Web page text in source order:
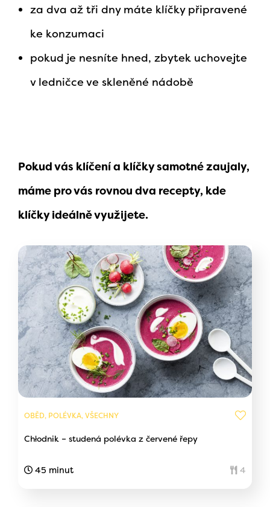
za dva až tři dny máte klíčky připravené
ke konzumaci
pokud je nesníte hned, zbytek uchovejte
v ledničce ve skleněné nádobě
Pokud vás klíčení a klíčky samotné zaujaly,
máme pro vás rovnou dva recepty, kde
klíčky ideálně využijete.
OBĚD, POLÉVKA, VŠECHNY
Chłodnik – studená polévka z červené řepy
45 minut 4